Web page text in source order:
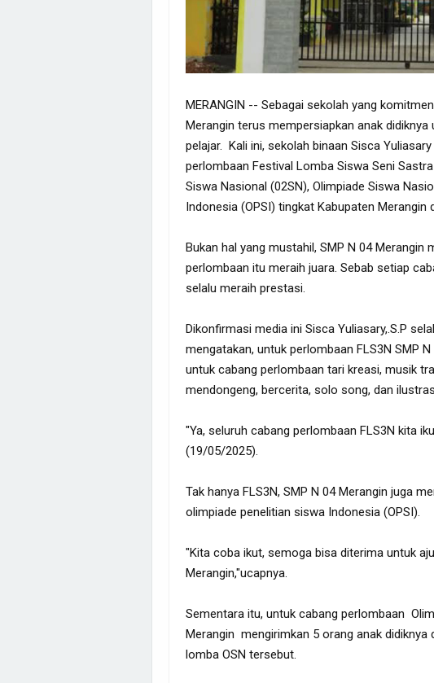
MERANGIN -- Sebagai sekolah yang
Merangin terus mempersiapkan anak
pelajar. Kali ini, sekolah binaan Sisca
perlombaan Festival Lomba Siswa Seni
Siswa Nasional (02SN), Olimpiade Siswa
Indonesia (OPSI) tingkat Kabupaten Merangin
Bukan hal yang mustahil, SMP N 04 Merangin
perlombaan itu meraih juara. Sebab setiap
selalu meraih prestasi.
Dikonfirmasi media ini Sisca Yuliasary,.S.P
mengatakan, untuk perlombaan FLS3N SMP
untuk cabang perlombaan tari kreasi, musik
mendongeng, bercerita, solo song, dan
"Ya, seluruh cabang perlombaan FLS3N kita
(19/05/2025).
Tak hanya FLS3N, SMP N 04 Merangin juga
olimpiade penelitian siswa Indonesia (OPSI).
"Kita coba ikut, semoga bisa diterima untuk
Merangin,"ucapnya.
Sementara itu, untuk cabang perlombaan
Merangin mengirimkan 5 orang anak
lomba OSN tersebut.